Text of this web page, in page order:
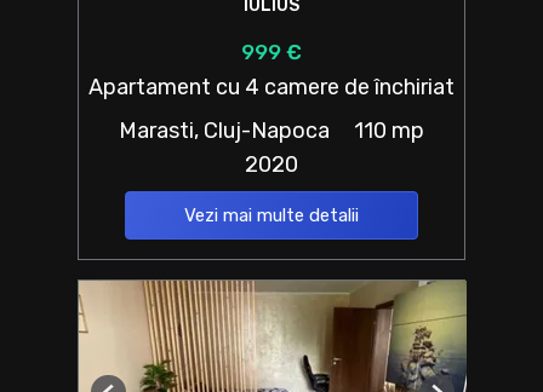
IULIUS
999 €
Apartament cu 4 camere de închiriat
Marasti, Cluj-Napoca
110 mp
2020
Vezi mai multe detalii